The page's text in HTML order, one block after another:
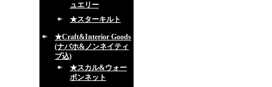
ュエリー
★スターキルト
★Craft&Interior Goods
(ナバホ&ノンネイティ
ブ込)
★スカル&ウォー
ボンネット